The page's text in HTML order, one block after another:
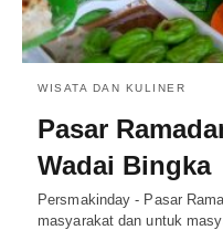
WISATA DAN KULINER
Pasar
Wadai Bingka
Persmakinday - Pasar
masyarakat dan untuk